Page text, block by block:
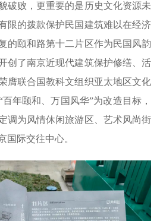
破败，更重要的是历史文化资源未
限的拨款保护民国建筑难以在经济
的颐和路第十二片区作为民国风韵
创了南京近现代建筑保护修缮、活
膺联合国教科文组织亚太地区文化
年颐和、万国风华”为改造目标，
调为风情休闲旅游区、艺术风尚街
国际交往中心。